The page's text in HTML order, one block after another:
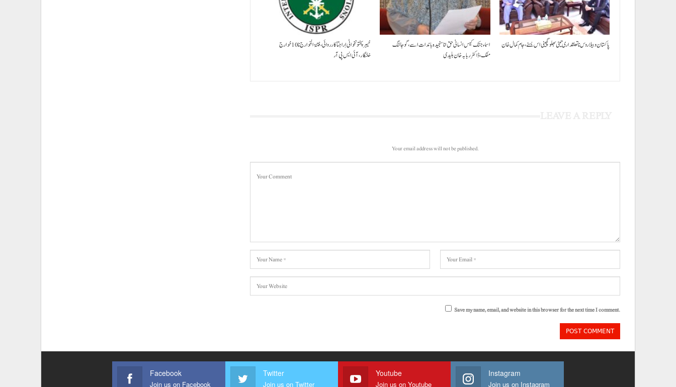
خیبر پختونخوا ٹی اِرا جتا کارروائی، فتنۃ الخوارج نا 10خوارج
خلنگار،آئی ایس پی آر
اسماء جتک کیس انسانی حق انا سنجیدہ باندات اسے، گوجالنگ
مفک،ڈاکٹر ربابہ خان بلیدی
پاکستان و بیلاروس نا تعلقداری تیٹی بھلو گچینی اس بسنے، جام کمال خان
Your email address will not be published.
Save my name, email, and website in this browser for the next time I comment.
Facebook
Join us on Facebook
Twitter
Join us on Twitter
Youtube
Join us on Youtube
Instagram
Join us on Instagram